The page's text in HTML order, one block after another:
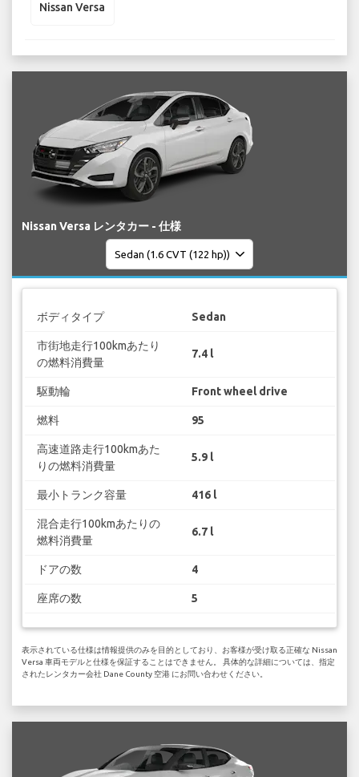
Nissan Versa
Nissan Versa レンタカー - 仕様
ボディタイプ Sedan
市街地走行100kmあたり
の燃料消費量
7.4 l
駆動輪 Front wheel drive
燃料 95
高速道路走行100kmあた
りの燃料消費量
5.9 l
最小トランク容量 416 l
混合走行100kmあたりの
燃料消費量
6.7 l
ドアの数 4
座席の数 5
表示されている仕様は情報提供のみを目的としており、お客様が受け取る正確な Nissan
Versa 車両モデルと仕様を保証することはできません。 具体的な詳細については、指定
されたレンタカー会社 Dane County 空港 にお問い合わせください。